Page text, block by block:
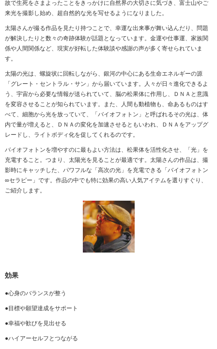
故で生死をさまよったことをきっかけに自然界の大切さに気づき、富士山やご
来光を撮影し始め、超自然的な光を写せるようになりました。
太陽さんが撮る作品を見たり持つことで、幸運な出来事が舞い込んだり、問題
が解決したりと数々の奇跡体験が話題となっています。金運や仕事運、家族関
係や人間関係など、現実が好転した体験談や感謝の声が多く寄せられていま
す。
太陽の光は、螺旋状に回転しながら、銀河の中心にある生命エネルギーの源
「グレート・セントラル・サン」から届いています。人々が日々進化できるよ
う、宇宙から必要な情報が送られていて、脳の松果体に作用し、ＤＮＡと意識
を変容させることが知られています。また、人間も動植物も、命あるものはす
べて、細胞から光を放っていて、「バイオフォトン」と呼ばれるその光は、体
内で量が増えると、ＤＮＡの変化を加速させるともいわれ、ＤＮＡをアップグ
レードし、ライトボディ化を促してくれるのです。
バイオフォトンを増やすのに最もよい方法は、松果体を活性化させ、「光」を
充電すること。つまり、太陽光を見ることが最適です。太陽さんの作品は、撮
影時にキャッチした、パワフルな「高次の光」を充電できる「バイオフォトン
∞セラピー」です。作品の中でも特に効果の高い人気アイテムを選りすぐり、
ご紹介します。
効果
●心身のバランスが整う
●目標や願望達成をサポート
●幸福や歓びを見出せる
●ハイアーセルフとつながる